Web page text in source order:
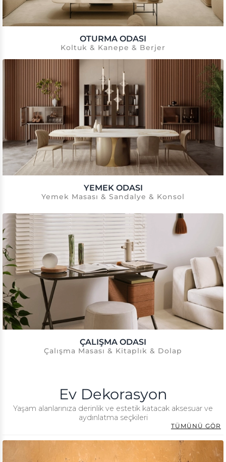
Koltuk & Kanepe & Berjer
OTURMA ODASI
Yemek Masası & Sandalye & Konsol
YEMEK ODASI
Çalışma Masası & Kitaplık & Dolap
ÇALIŞMA ODASI
Ev Dekorasyon
Yaşam alanlarınıza derinlik ve estetik katacak aksesuar ve
aydınlatma seçkileri
TÜMÜNÜ GÖR